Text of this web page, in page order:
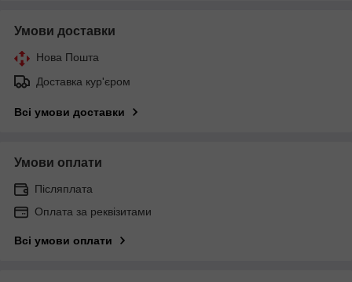
Умови доставки
Нова Пошта
Доставка кур'єром
Всі умови доставки
Умови оплати
Післяплата
Оплата за реквізитами
Всі умови оплати